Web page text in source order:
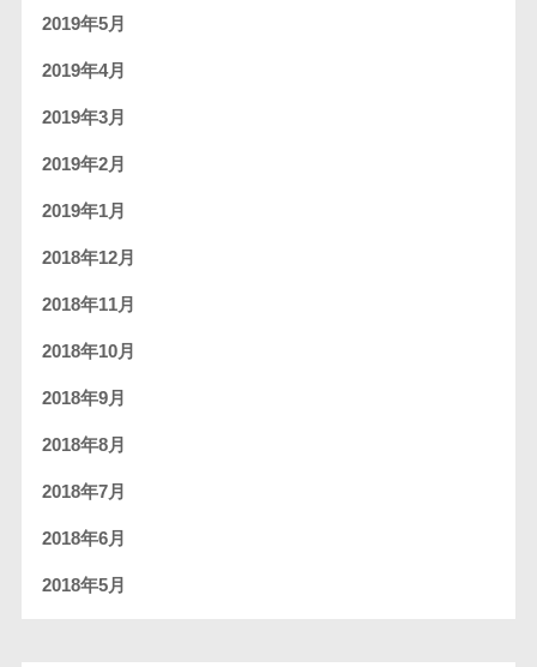
2019年5月
2019年4月
2019年3月
2019年2月
2019年1月
2018年12月
2018年11月
2018年10月
2018年9月
2018年8月
2018年7月
2018年6月
2018年5月